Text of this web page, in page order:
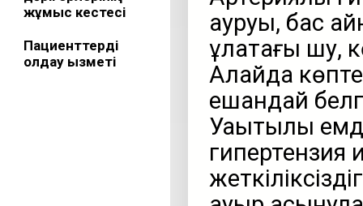
жұмыс кестесі
Пациенттерді
қолдау қызметі
ауруы, бас
құлақтағы шу,
Алайда
ешқандай
Уақытылы
гипертензия